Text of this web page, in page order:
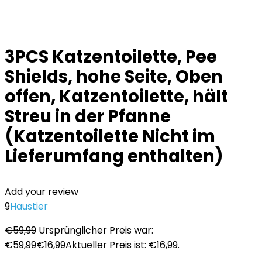
3PCS Katzentoilette, Pee
Shields, hohe Seite, Oben
offen, Katzentoilette, hält
Streu in der Pfanne
(Katzentoilette Nicht im
Lieferumfang enthalten)
Add your review
9Haustier
€59,99 Ursprünglicher Preis war:
€59,99€16,99Aktueller Preis ist: €16,99.